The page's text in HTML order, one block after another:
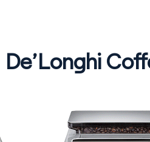
De’Longhi